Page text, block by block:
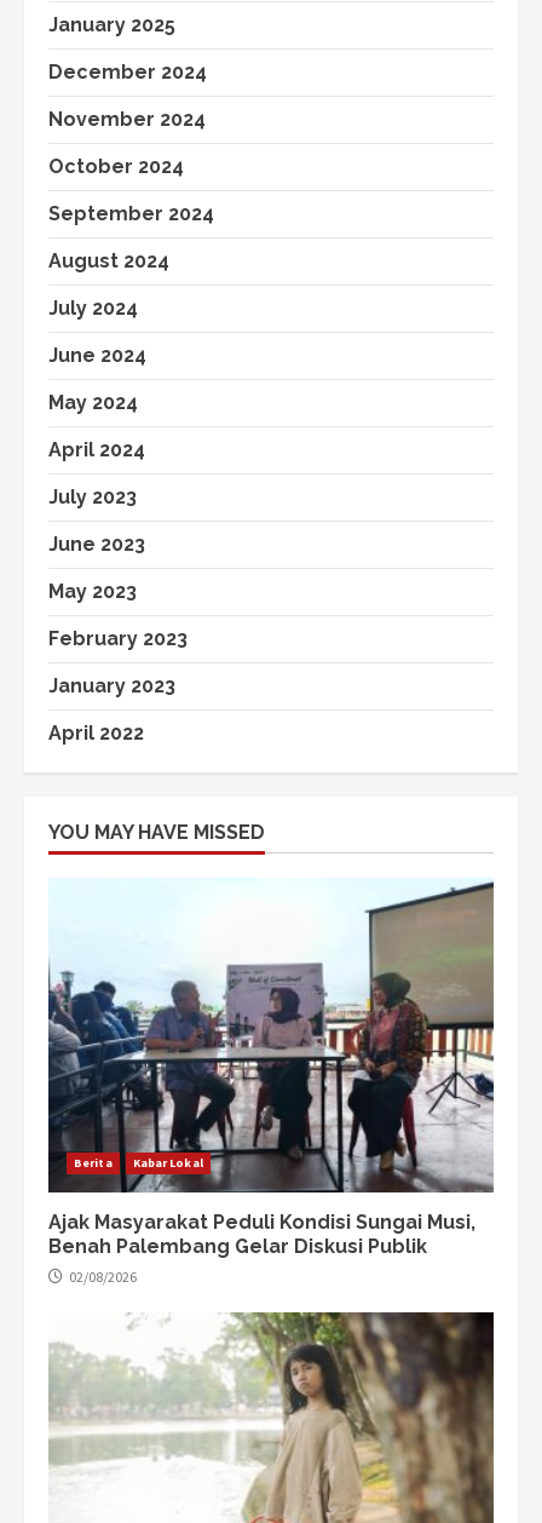
January 2025
December 2024
November 2024
October 2024
September 2024
August 2024
July 2024
June 2024
May 2024
April 2024
July 2023
June 2023
May 2023
February 2023
January 2023
April 2022
YOU MAY HAVE MISSED
Berita Kabar Lokal
Ajak Masyarakat Peduli Kondisi Sungai Musi,
Benah Palembang Gelar Diskusi Publik
02/08/2026